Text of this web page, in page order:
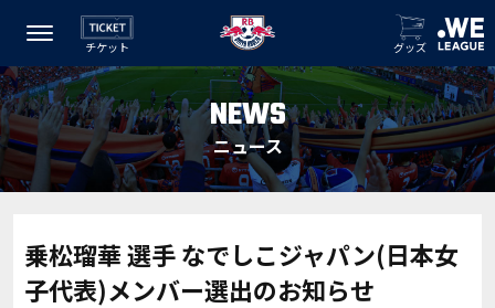
チケット グッズ
NEWS
ニュース
乗松瑠華 選手 なでしこジャパン(日本女
子代表)メンバー選出のお知らせ